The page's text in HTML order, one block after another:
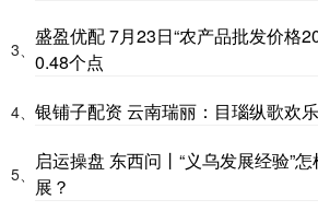
3、
盛盈优配 7月23日“农产品批发价格
0.48个点
4、 银铺子配资 云南瑞丽：目瑙纵歌欢
5、
启运操盘 东西问丨“义乌发展经验”
展？